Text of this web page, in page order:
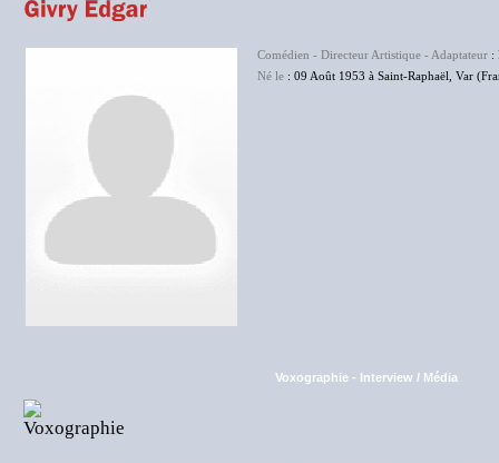
Comédien - Directeur Artistique - Adaptateur :
Né le : 09 Août 1953 à Saint-Raphaël, Var
Voxographie- Interview / Média